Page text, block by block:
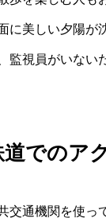
に美しい夕陽が
監視員がいない
でのア
交通機関を使っ